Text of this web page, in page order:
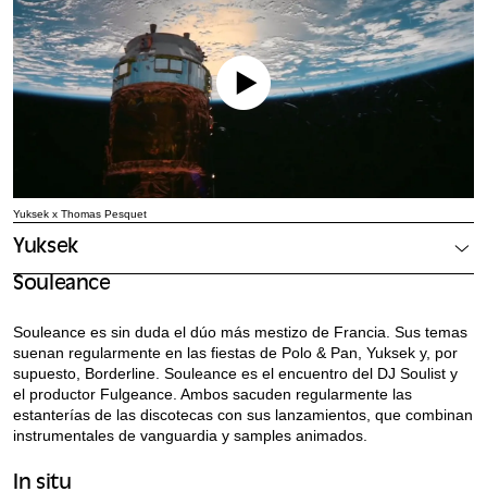
Yuksek x Thomas Pesquet
Yuksek
Souleance
Souleance es sin duda el dúo más mestizo de Francia. Sus temas
suenan regularmente en las fiestas de Polo & Pan, Yuksek y, por
supuesto, Borderline. Souleance es el encuentro del DJ Soulist y
el productor Fulgeance. Ambos sacuden regularmente las
estanterías de las discotecas con sus lanzamientos, que combinan
instrumentales de vanguardia y samples animados.
In situ